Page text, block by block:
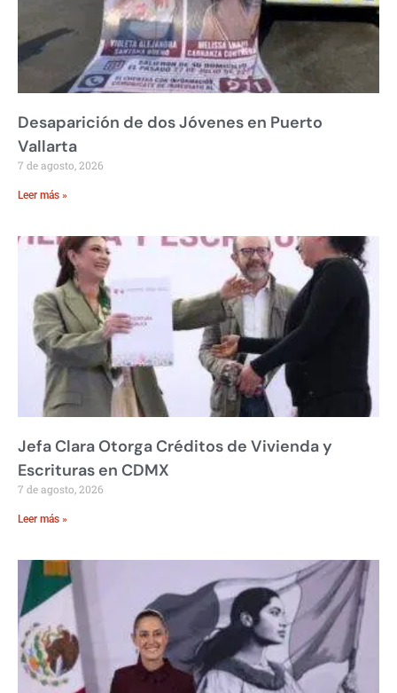
Desaparición de dos Jóvenes en Puerto
Vallarta
7 de agosto, 2026
Leer más »
Jefa Clara Otorga Créditos de Vivienda y
Escrituras en CDMX
7 de agosto, 2026
Leer más »